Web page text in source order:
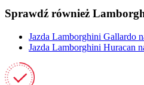
Sprawdź również
Jazda Lamborghini Gallardo
Jazda Lamborghini Huracan